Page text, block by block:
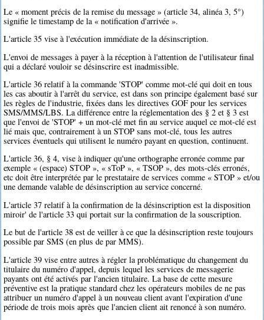
Le « moment précis de la remise du message » (article 34, alinéa 3, 5°)
signifie le timestamp de la « notification d'arrivée ».
L'article 35 vise à l'exécution immédiate de la désinscription.
L'envoi de messages à payer à la réception à l'attention de l'utilisateur final
qui a déclaré vouloir se désinscrire est inadmissible.
L'article 36 relatif à la commande 'STOP' comme mot-clé qui doit en tous
les cas aboutir à l'arrêt du service, est dans son principe également basé sur
les règles de l'industrie, fixées dans les directives GOF pour les services
SMS/MMS/LBS. La différence entre la réglementation des § 2 et § 3 est
que l'envoi de 'STOP' + un mot-clé met fin au service auquel ce mot-clé est
lié mais que, contrairement à un STOP sans mot-clé, tous les autres
services éventuels qui utilisent le numéro payant en question, continuent.
L'article 36, § 4, vise à indiquer qu'une orthographe erronée comme par
exemple « (espace) STOP », « sToP », « TSOP », des mots-clés erronés,
etc doit être interprétée par le prestataire de services comme « STOP » et/ou
une demande valable de désinscription au service concerné.
L'article 37 relatif à la confirmation de la désinscription est la disposition
miroir' de l'article 33 qui portait sur la confirmation de la souscription.
Le but de l'article 38 est de veiller à ce que la désinscription reste toujours
possible par SMS (en plus de par MMS).
L'article 39 vise entre autres à régler la problématique du changement du
titulaire du numéro d'appel, depuis lequel les services de messagerie
payants ont été activés par l'ancien titulaire. La base de cette mesure
préventive est la pratique standard chez les opérateurs mobiles de ne pas
attribuer un numéro d'appel à un nouveau client avant l'expiration d'une
période de trois mois après que l'ancien client ait renoncé à son numéro.